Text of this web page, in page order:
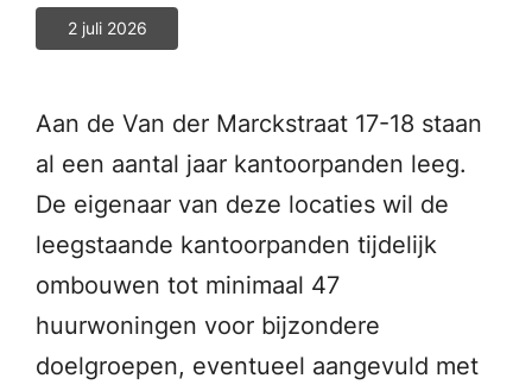
2 juli 2026
Aan de Van der Marckstraat 17-18 staan
al een aantal jaar kantoorpanden leeg.
De eigenaar van deze locaties wil de
leegstaande kantoorpanden tijdelijk
ombouwen tot minimaal 47
huurwoningen voor bijzondere
doelgroepen, eventueel aangevuld met